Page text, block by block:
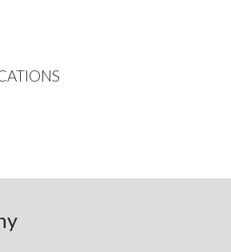
Media
Republic. The Polish People's